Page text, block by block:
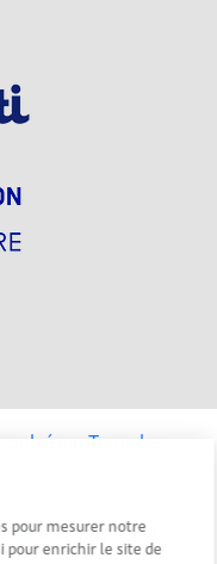
pour mesurer notre
pour enrichir le site de
parTerre des
|CGU